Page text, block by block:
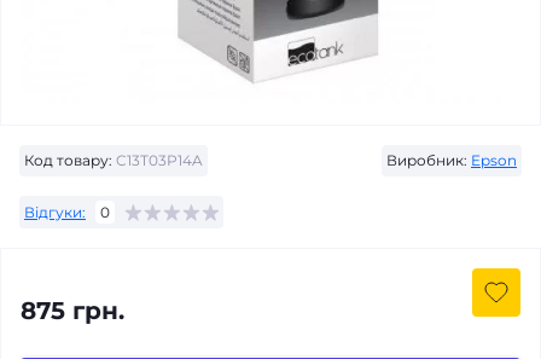
Код товару: C13T03P14A Виробник: Epson
Відгуки: 0
875 грн.